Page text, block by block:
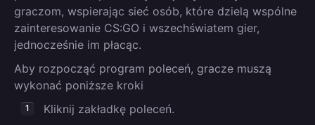
graczom, wspierając sieć osób, które dzielą wspólne
zainteresowanie CS:GO i wszechświatem gier,
jednocześnie im płacąc.
Aby rozpocząć program poleceń, gracze muszą
wykonać poniższe kroki
Kliknij zakładkę poleceń.